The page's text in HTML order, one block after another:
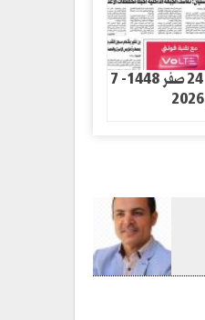
صحيفة الثورة الجمعه 24 صفر 1448- 7